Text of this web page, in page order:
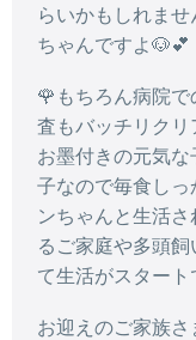
らいかもしれま
ちゃんですよ🐶💕
🌹もちろん病院
査もバッチリク
お墨付きの元気
子なので毎食しっ
ンちゃんと生活
るご家庭や多頭
て生活がスター
お迎えのご家族